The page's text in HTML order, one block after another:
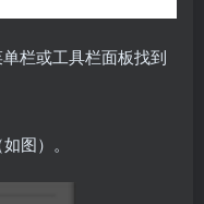
栏或工具栏面板找到
图）。